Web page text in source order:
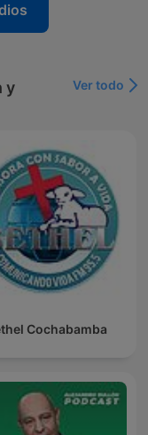
y
Ver todo
Cochabamba